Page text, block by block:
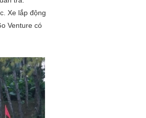
Xe lắp động
Venture có